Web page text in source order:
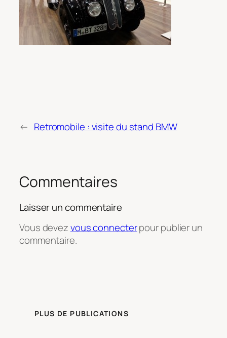
← Retromobile : visite du stand BMW
Commentaires
Laisser un commentaire
Vous devezvous connecterpour publier un
commentaire.
PLUS DE PUBLICATIONS